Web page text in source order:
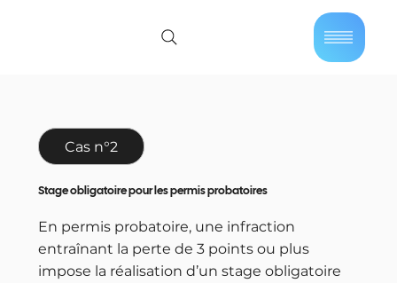
Cas n°2
Stage obligatoire pour les permis probatoires
En permis probatoire, une infraction
entraînant la perte de 3 points ou plus
impose la réalisation d’un stage obligatoire